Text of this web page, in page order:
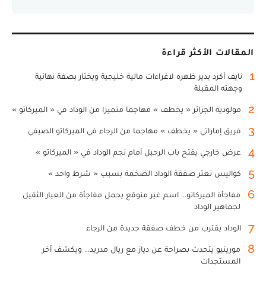
المقالات الأكثر قراءة
1
نايف أكرد يدير ظهره لاغراءات مالية خليجية ويختار بصفة نهائية
وجهته المقبلة
2 مولودية الجزائر « يخطف » مهاجما متميزا من الوداد في « الميركاتو »
3 فريق إماراتي « يخطف » مهاجما من الرجاء في الميركاتو الصيفي
4 عرض خارجي يفتح باب الرحيل أمام نجم الوداد في « الميركاتو »
5 كواليس تعثر صفقة الوداد الضخمة بسبب « شرط واحد »
6
مفاجأة الميركاتو... اسم غير متوقع يحمل مفاجأة من العيار الثقيل
لجماهير الوداد
7 الوداد يقترب من خطف صفقة جديدة من الرجاء
8
مورينيو يتحدث بصراحة عن دياز مع ريال مدريد... ويكشف آخر
المستجدات